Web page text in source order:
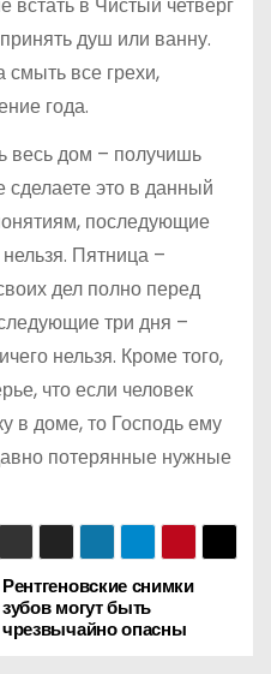
душ или ванну.
смыть все грехи,
года.
весь дом – получишь
это в данный
последующие
Пятница –
дел полно перед
три дня –
нельзя. Кроме того,
что если человек
в доме, то Господь ему
потерянные нужные
Рентгеновские снимки
зубов могут быть
чрезвычайно опасны